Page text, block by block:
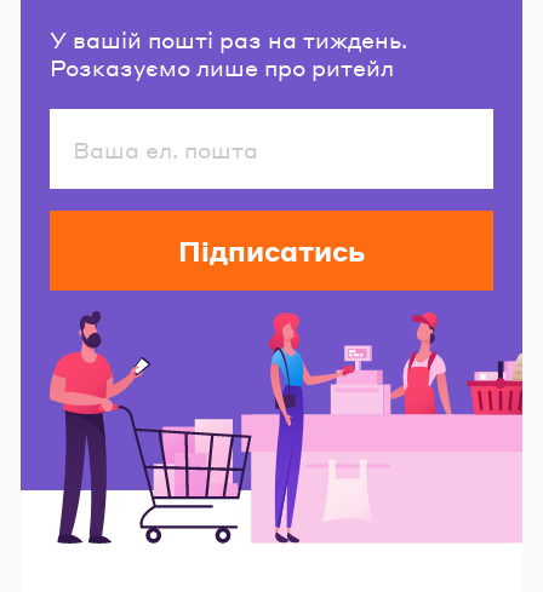
У вашій пошті раз на тиждень.
Розказуємо лише про ритейл
Підписатись